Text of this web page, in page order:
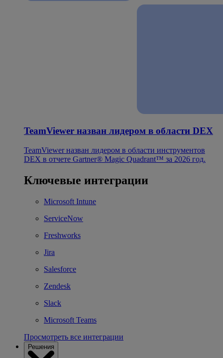
TeamViewer назван лидером в области DEX
TeamViewer назван лидером в области инструментов
DEX в отчете Gartner® Magic Quadrant™ за 2026 год.
Ключевые интеграции
Microsoft Intune
ServiceNow
Freshworks
Jira
Salesforce
Zendesk
Slack
Microsoft Teams
Просмотреть все интеграции
Решения